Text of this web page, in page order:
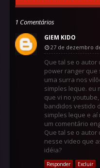
1 Comentários
GIEM KIDO
27 de dezembro
Que tal se o autor
power ranger que
uma surra nos
simples leque. eu
que vi no
bandidos vestido
simples leque e
um comentário
Que tal se o
nesse video que
idéia?
Responder Excluir